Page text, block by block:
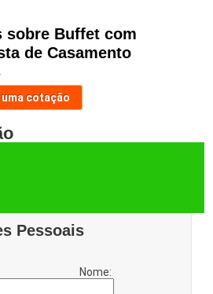
sobre Buffet com
de Casamento
cotação
Pessoais
Nome: